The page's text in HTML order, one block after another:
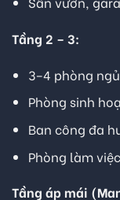
Tầng 2 – 3:
3–4 phòng ngủ
Phòng sinh
Ban công đa
Phòng làm
Tầng áp mái